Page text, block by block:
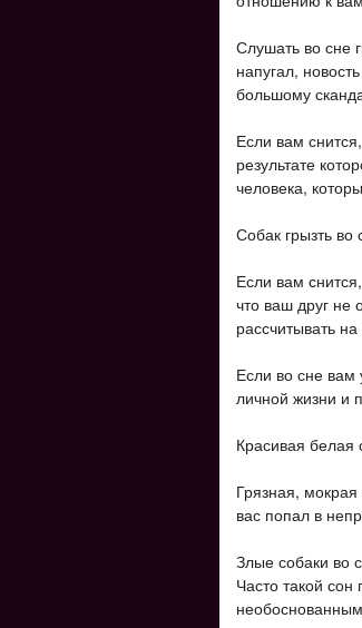
Слушать во сне
напугал,
большому
Если вам
результате
человека,
Собак грызть
Если вам
что ваш друг не
рассчитывать
Если во сне вам
личной жизни и
Красивая белая
Грязная,
вас попал в
Злые собаки во
Часто такой